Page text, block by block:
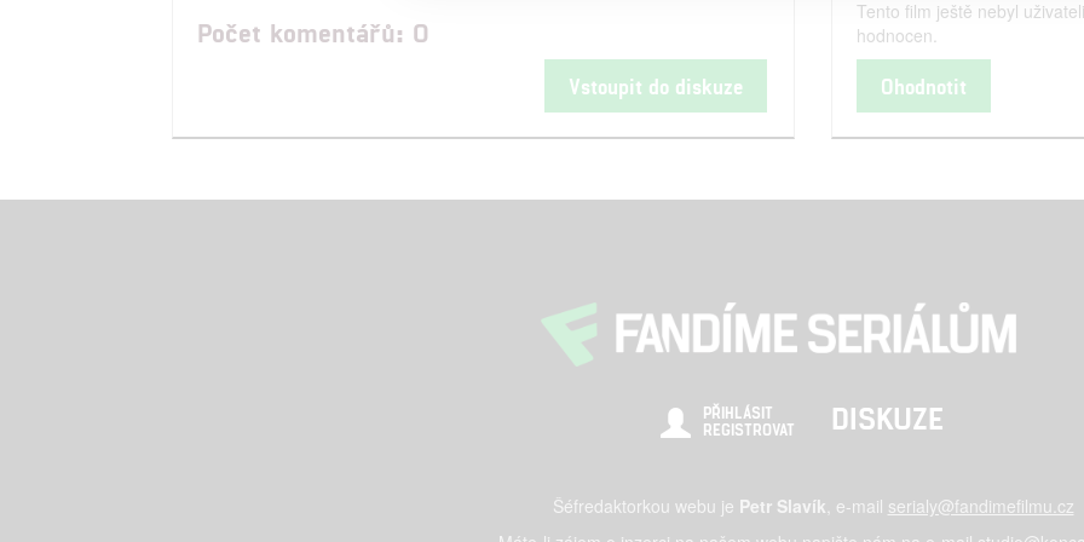
Počet komentářů: 0
Vstoupit do diskuze
Tento film ještě nebyl uživateli
hodnocen.
Ohodnotit
PŘIHLÁSIT
REGISTROVAT
DISKUZE
Šéfredaktorkou webu je Petr Slavík, e-mail serialy@fandimefilmu.cz